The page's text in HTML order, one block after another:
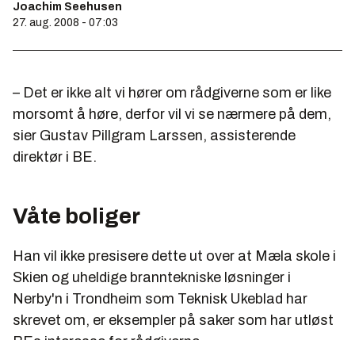
Joachim Seehusen
27. aug. 2008 - 07:03
– Det er ikke alt vi hører om rådgiverne som er like
morsomt å høre, derfor vil vi se nærmere på dem,
sier Gustav Pillgram Larssen, assisterende
direktør i BE.
Våte boliger
Han vil ikke presisere dette ut over at Mæla skole i
Skien og uheldige branntekniske løsninger i
Nerby'n i Trondheim som Teknisk Ukeblad har
skrevet om, er eksempler på saker som har utløst